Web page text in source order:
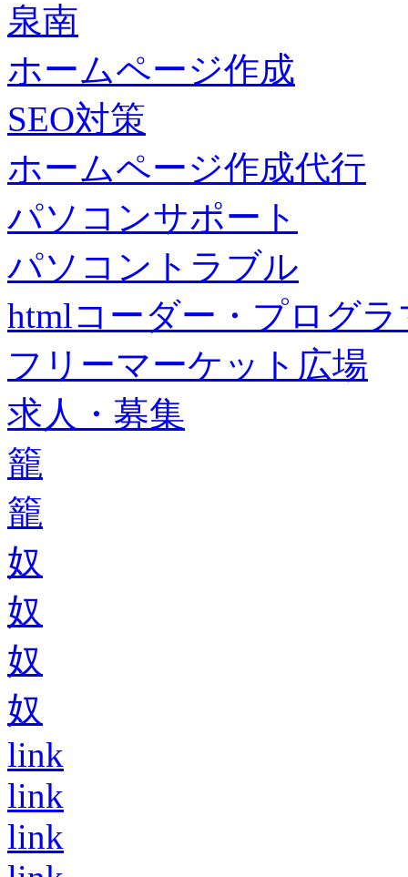
泉南
ホームページ作成
SEO対策
ホームページ作成代行
パソコンサポート
パソコントラブル
htmlコーダー・プログラ
フリーマーケット広場
求人・募集
籠
籠
奴
奴
奴
奴
link
link
link